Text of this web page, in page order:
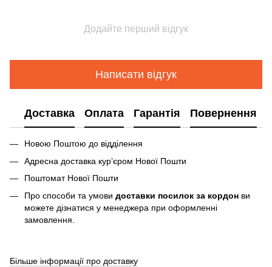
Додайте перший відгук
Написати відгук
Доставка Оплата Гарантія Повернення
Новою Поштою до відділення
Адресна доставка курʼєром Нової Пошти
Поштомат Нової Пошти
Про способи та умови доставки посилок за кордон ви
можете дізнатися у менеджера при оформленні
замовлення.
Більше інформації про доставку